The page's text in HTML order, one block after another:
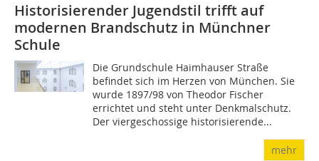
Historisierender Jugendstil trifft auf
modernen Brandschutz in Münchner
Schule
Die Grundschule Haimhauser Straße
befindet sich im Herzen von München. Sie
wurde 1897/98 von Theodor Fischer
errichtet und steht unter Denkmalschutz.
Der viergeschossige historisierende...
mehr